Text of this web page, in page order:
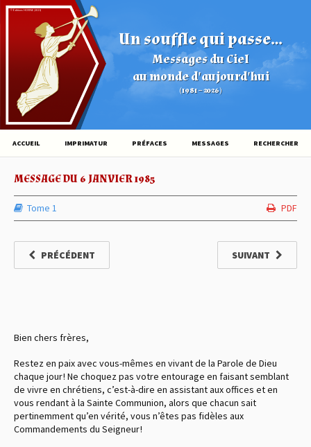
Un souffle qui passe...
Messages du Ciel
au monde d'aujourd'hui
(1981 – 2026)
© Éditions HOVINE (2026)
ACCUEIL IMPRIMATUR PRÉFACES MESSAGES RECHERCHER
MESSAGE DU 6 JANVIER 1985
Tome 1 PDF
PRÉCÉDENT SUIVANT
Bien chers frères,
Restez en paix avec vous-mêmes en vivant de la Parole de Dieu
chaque jour ! Ne choquez pas votre entourage en faisant semblant
de vivre en chrétiens, c’est-à-dire en assistant aux offices et en
vous rendant à la Sainte Communion, alors que chacun sait
pertinemment qu’en vérité, vous n’êtes pas fidèles aux
Commandements du Seigneur !